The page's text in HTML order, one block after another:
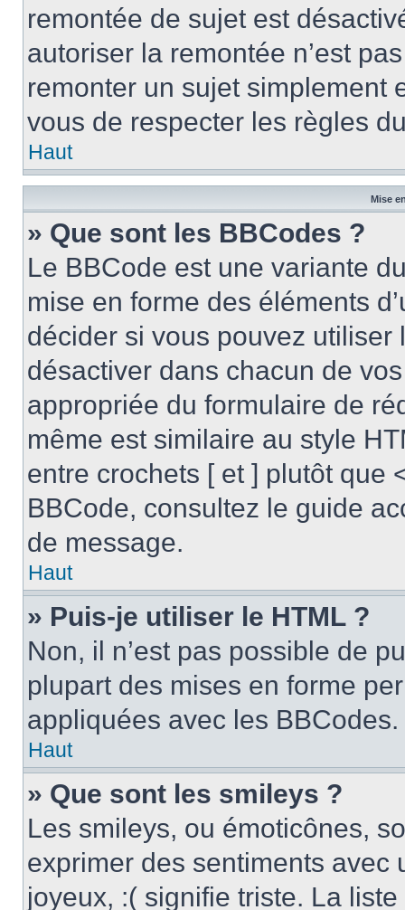
remontée de sujet est
autoriser la remontée n’est
remonter un sujet simplement
vous de respecter les règles
Haut
Mise
» Que sont les BBCodes ?
Le BBCode est une variante
mise en forme des éléments
décider si vous pouvez
désactiver dans chacun de
appropriée du formulaire de
même est similaire au style
entre crochets [ et ] plutôt que
BBCode, consultez le guide
de message.
Haut
» Puis-je utiliser le HTML ?
Non, il n’est pas possible de
plupart des mises en forme
appliquées avec les BBCodes.
Haut
» Que sont les smileys ?
Les smileys, ou émoticônes,
exprimer des sentiments avec
joyeux, :( signifie triste. La